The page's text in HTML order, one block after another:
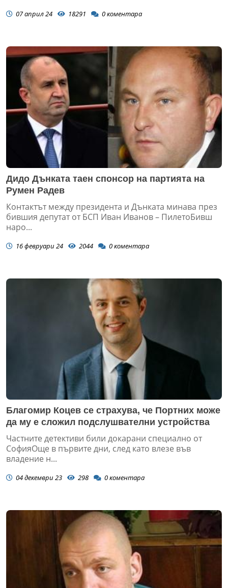
07 април 24 18291 0коментара
Дидо Дънката таен спонсор на партията на
Румен Радев
Контактът между президента и Дънката минава през
бившия депутат от БСП Иван Иванов – ПилетоБивш
наро...
16 февруари 24 2044 0коментара
Благомир Коцев се страхува, че Портних може
да му е сложил подслушвателни устройства
Частните детективи били докарани специално от
СофияОще в първите дни, след като влезе във
владение н...
04 декември 23 298 0коментара